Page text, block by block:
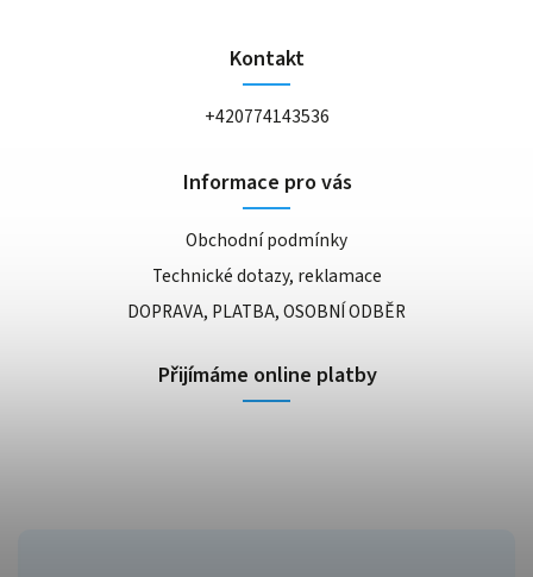
Kontakt
+420774143536
Informace pro vás
Obchodní podmínky
Technické dotazy, reklamace
DOPRAVA, PLATBA, OSOBNÍ ODBĚR
Přijímáme online platby